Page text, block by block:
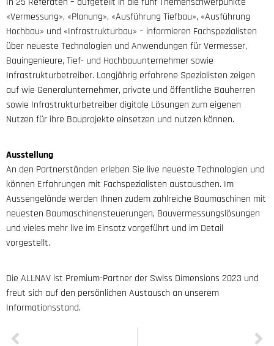
«Vermessung», «Planung», «Ausführung Tiefbau», «Ausführung
Hochbau» und «Infrastrukturbau» – informieren Fachspezialisten
über neueste Technologien und Anwendungen für Vermesser,
Bauingenieure, Tief- und Hochbauunternehmer sowie
Infrastrukturbetreiber. Langjährig erfahrene Spezialisten zeigen
auf wie Generalunternehmer, private und öffentliche Bauherren
sowie Infrastrukturbetreiber digitale Lösungen zum eigenen
Nutzen für ihre Bauprojekte einsetzen und nutzen können.
Ausstellung
An den Partnerständen erleben Sie live neueste Technologien und
können Erfahrungen mit Fachspezialisten austauschen. Im
Aussengelände werden Ihnen zudem zahlreiche Baumaschinen mit
neuesten Baumaschinensteuerungen, Bauvermessungslösungen
und vieles mehr live im Einsatz vorgeführt und im Detail
vorgestellt.
Die ALLNAV ist Premium-Partner der Swiss Dimensions 2023 und
freut sich auf den persönlichen Austausch an unserem
Informationsstand.